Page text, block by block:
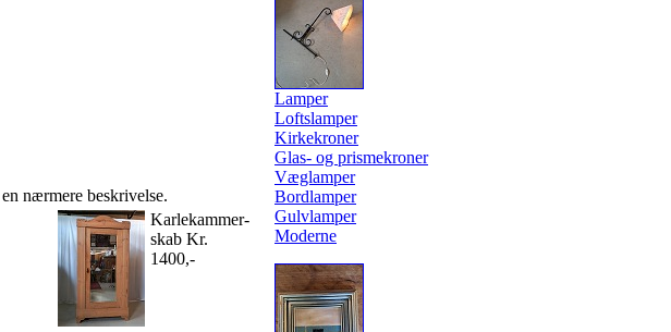
nærmere beskrivelse.
Karlekammer-
skab Kr.
1400,-
Lamper
Loftslamper
Kirkekroner
Glas- og prismekroner
Væglamper
Bordlamper
Gulvlamper
Moderne